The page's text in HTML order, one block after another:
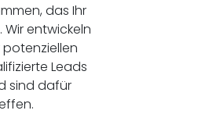
das Ihr
entwickeln
potenziellen
Leads
sind dafür